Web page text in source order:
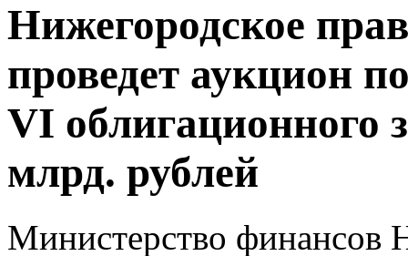
Нижегородское
проведет аукцион
VI облигационного
млрд. рублей
Министерство финансов